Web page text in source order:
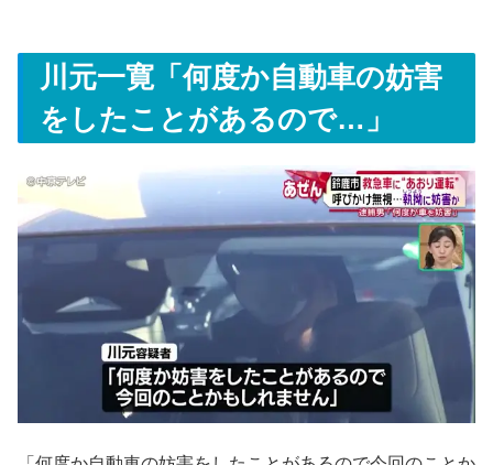
川元一寛「何度か自動車の妨害
をしたことがあるので…」